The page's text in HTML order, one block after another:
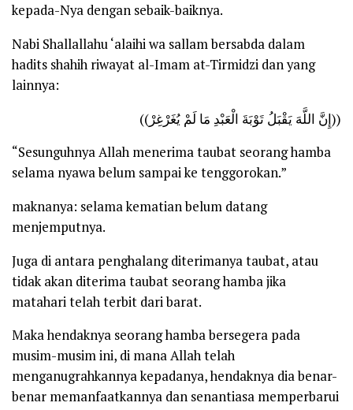
kepada-Nya dengan sebaik-baiknya.
Nabi Shallallahu ‘alaihi wa sallambersabda dalam
hadits shahih riwayat al-Imam at-Tirmidzi dan yang
lainnya:
((إِنَّ اللَّهَ يَقْبَلُ تَوْبَةَ الْعَبْدِ مَا لَمْ يُغَرْغِرْ))
“Sesunguhnya Allah menerima taubat seorang hamba
selama nyawa belum sampai ke tenggorokan.”
maknanya: selama kematian belum datang
menjemputnya.
Juga di antara penghalang diterimanya taubat, atau
tidak akan diterima taubat seorang hamba jika
matahari telah terbit dari barat.
Maka hendaknya seorang hamba bersegera pada
musim-musim ini, di mana Allah telah
menganugrahkannya kepadanya, hendaknya dia benar-
benar memanfaatkannya dan senantiasa memperbarui